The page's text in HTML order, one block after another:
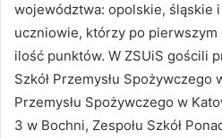
województwa: opolskie, śląskie i
uczniowie, którzy po
ilość punktów. W ZSUiS gościli
Szkół Przemysłu Spożywczego
Przemysłu Spożywczego w
3 w Bochni, Zespołu Szkół